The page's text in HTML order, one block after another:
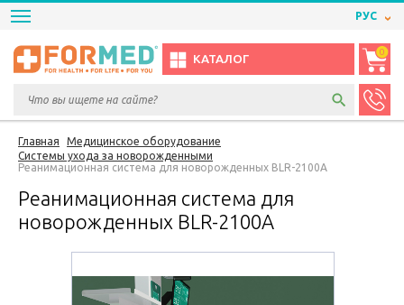
РУС
КАТАЛОГ
0
Главная
Медицинское оборудование
Системы ухода за новорожденными
Реанимационная система для новорожденных BLR-2100A
Реанимационная система для
новорожденных BLR-2100A